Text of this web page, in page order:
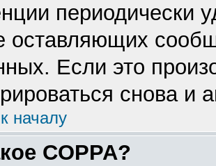
периодически
оставляющих
Если это
снова и
началу
COPPA?